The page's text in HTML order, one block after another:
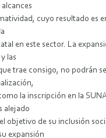
cuyo resultado es
en este sector. La
las
trae consigo, no podrán
la inscripción en la
alejado
objetivo de su inclusión
expansión